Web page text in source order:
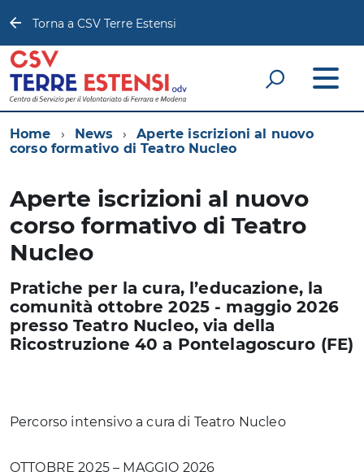
Torna a CSV Terre Estensi
Home News
Aperte iscrizioni al nuovo
corso formativo di Teatro Nucleo
Aperte iscrizioni al nuovo
corso formativo di Teatro
Nucleo
Pratiche per la cura, l’educazione, la
comunità ottobre 2025 - maggio 2026
presso Teatro Nucleo, via della
Ricostruzione 40 a Pontelagoscuro (FE)
Percorso intensivo a cura di Teatro Nucleo
OTTOBRE 2025 – MAGGIO 2026